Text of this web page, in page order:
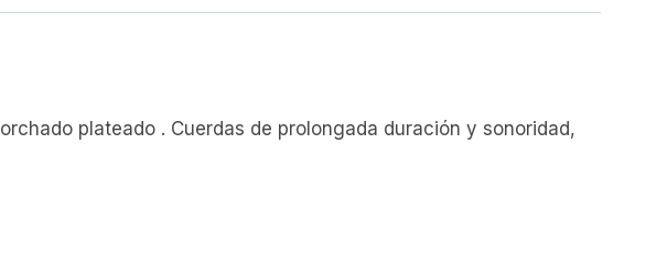
plateado . Cuerdas de prolongada duración y sonoridad,